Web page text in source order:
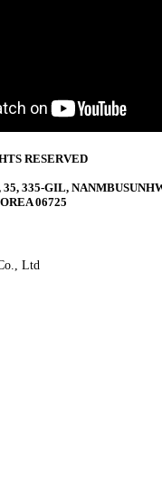
RESERVED
335-GIL,
06725